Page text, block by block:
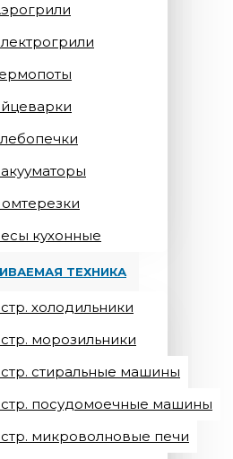
кухонные
ТЕХНИКА
холодильники
морозильники
стиральные машины
посудомоечные машины
микроволновые печи